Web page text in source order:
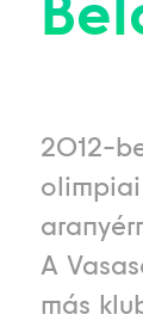
2012-
A
más